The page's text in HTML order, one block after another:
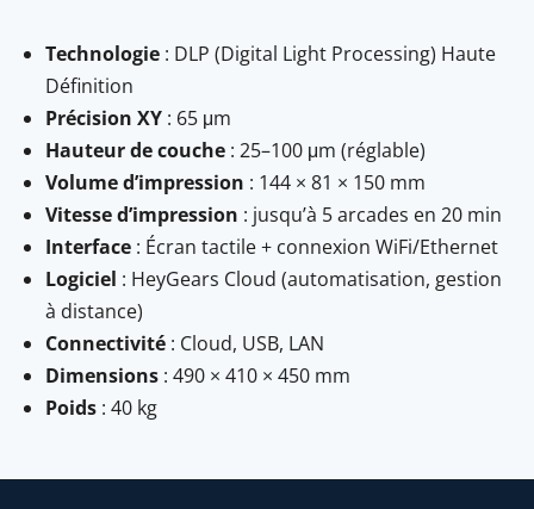
Technologie : DLP (Digital Light Processing) Haute
Définition
Précision XY : 65 μm
Hauteur de couche : 25–100 μm (réglable)
Volume d’impression : 144 × 81 × 150 mm
Vitesse d’impression : jusqu’à 5 arcades en 20 min
Interface : Écran tactile + connexion WiFi/Ethernet
Logiciel : HeyGears Cloud (automatisation, gestion
à distance)
Connectivité : Cloud, USB, LAN
Dimensions : 490 × 410 × 450 mm
Poids : 40 kg